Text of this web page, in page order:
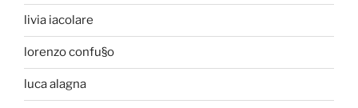
livia iacolare
lorenzo confu§o
luca alagna